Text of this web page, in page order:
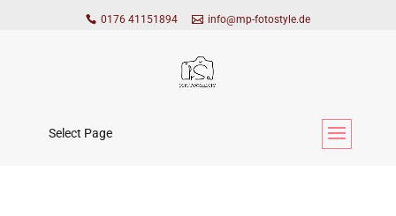
0176 41151894 info@mp-fotostyle.de
Select Page